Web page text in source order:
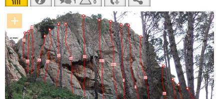
+
5c
6b
6c
5c
5b
5c
6a
6b
6b+
6b+
?
?
5c
6b